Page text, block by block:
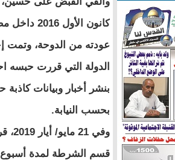
كانون الأول
عودته من الدوحة، وتمت
بنشر أخبار وبيانات
بحسب النيابة.
قسم الشرطة لمدة أسبوع،